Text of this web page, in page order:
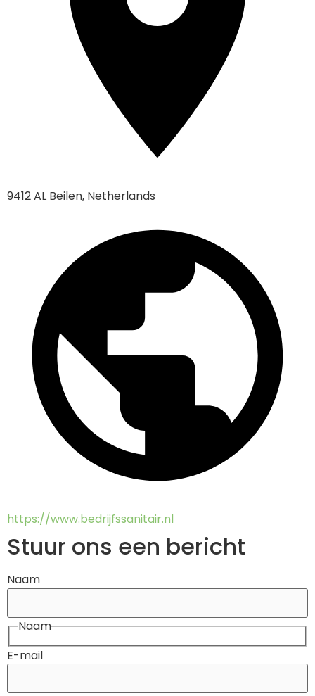
9412 AL Beilen, Netherlands
https://www.bedrijfssanitair.nl
Stuur ons een bericht
Naam
Naam
E-mail